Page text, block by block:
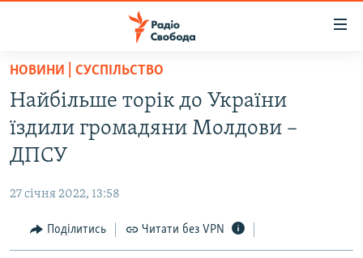
Перейти
основного
матеріалу
Перейти
до
основної
Перейти
до
РАДІО СВОБОДА – 70 РОКІВ
СТАТТІ
СУСПІЛЬСТВО
РОСІЙСЬКА «ФІЛЬТРАЦІЯ»
ДОНБАС.РЕАЛІЇ
НОВИНИ | СУСПІЛЬСТВО
Найбільше торік до України
їздили громадяни Молдови –
ДПСУ
27 січня 2022, 13:58
Поділитись Читати без VPN